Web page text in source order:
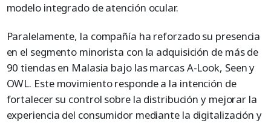
modelo integrado de atención ocular.
Paralelamente, la compañía ha reforzado su presencia
en el segmento minorista con la adquisición de más de
90 tiendas en Malasia bajo las marcas A-Look, Seen y
OWL. Este movimiento responde a la intención de
fortalecer su control sobre la distribución y mejorar la
experiencia del consumidor mediante la digitalización y